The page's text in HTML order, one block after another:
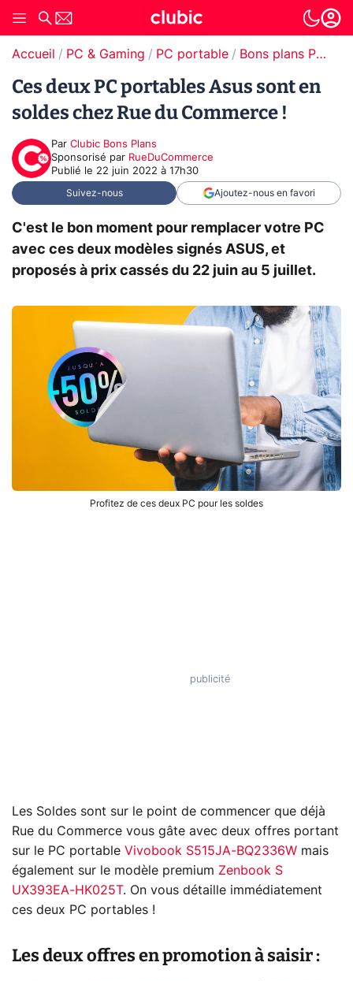
Accueil PC & Gaming PC portable Bons plans PC portable
Ces deux PC portables Asus sont en
soldes chez Rue du Commerce !
Par Clubic Bons Plans
sponsorisé par RueDuCommerce
Publié le 22 juin 2022 à 17h30
Suivez-nous Ajoutez-nous en favori
C'est le bon moment pour remplacer votre PC
avec ces deux modèles signés ASUS, et
proposés à prix cassés du 22 juin au 5 juillet.
Profitez de ces deux PC pour les soldes
Les Soldes sont sur le point de commencer que déjà
Rue du Commerce vous gâte avec deux offres portant
sur le PC portable Vivobook S515JA-BQ2336W mais
également sur le modèle premium Zenbook S
UX393EA-HK025T. On vous détaille immédiatement
ces deux PC portables !
Les deux offres en promotion à saisir :